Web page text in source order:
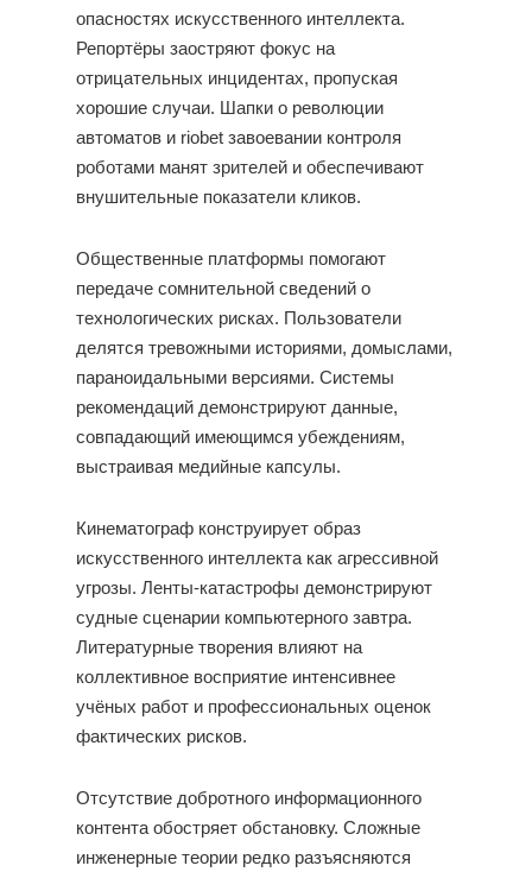
опасностях искусственного интеллекта.
Репортёры заостряют фокус на
отрицательных инцидентах, пропуская
хорошие случаи. Шапки о революции
автоматов и riobet завоевании контроля
роботами манят зрителей и обеспечивают
внушительные показатели кликов.
Общественные платформы помогают
передаче сомнительной сведений о
технологических рисках. Пользователи
делятся тревожными историями, домыслами,
параноидальными версиями. Системы
рекомендаций демонстрируют данные,
совпадающий имеющимся убеждениям,
выстраивая медийные капсулы.
Кинематограф конструирует образ
искусственного интеллекта как агрессивной
угрозы. Ленты-катастрофы демонстрируют
судные сценарии компьютерного завтра.
Литературные творения влияют на
коллективное восприятие интенсивнее
учёных работ и профессиональных оценок
фактических рисков.
Отсутствие добротного информационного
контента обостряет обстановку. Сложные
инженерные теории редко разъясняются